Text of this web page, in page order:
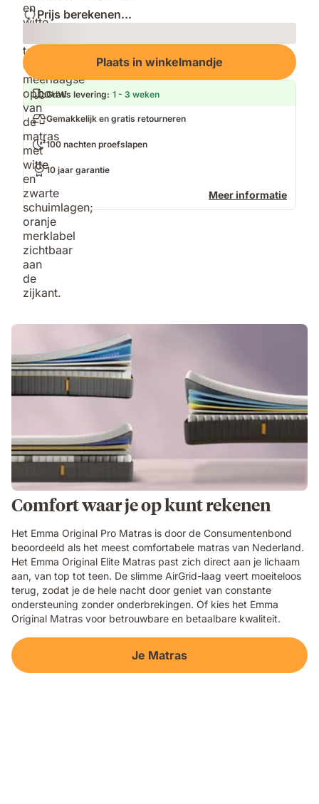
Prijs berekenen...
Loading
Plaats in winkelmandje
Gratis levering: 1 - 3 weken
Gemakkelijk en gratis retourneren
100 nachten proefslapen
10 jaar garantie
Meer informatie
Comfort waar je op kunt rekenen
Het Emma Original Pro Matras is door de Consumentenbond
beoordeeld als het meest comfortabele matras van Nederland.
Het Emma Original Elite Matras past zich direct aan je lichaam
aan, van top tot teen. De slimme AirGrid-laag veert moeiteloos
terug, zodat je de hele nacht door geniet van constante
ondersteuning zonder onderbrekingen. Of kies het Emma
Original Matras voor betrouwbare en betaalbare kwaliteit.
Je Matras